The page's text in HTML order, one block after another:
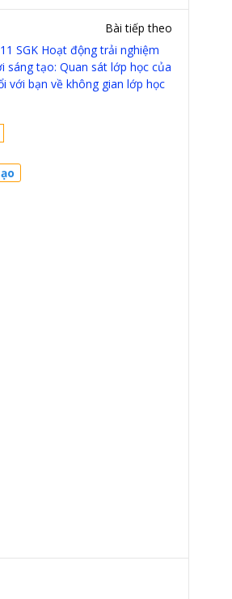
Bài tiếp theo
SGK Hoạt động trải nghiệm
sáng tạo: Quan sát lớp học của
với bạn về không gian lớp học